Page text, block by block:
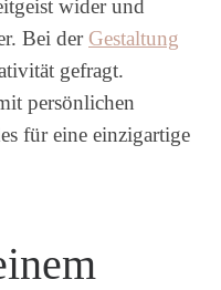
wider und
Bei der Gestaltung
gefragt.
persönlichen
für eine einzigartige